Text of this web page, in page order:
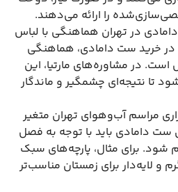
را ارائه می‌دهند.
در تهران هماهنگی با لباس
خرید ست دامادی، هماهنگی
در مشاوره‌های مارتیا، این
تا نتیجه‌ای چشمگیر و ماندگار
مراسم آب‌و‌هوای تهران متغیر
ست دامادی باید با توجه به فصل
شود. برای مثال، پارچه‌های سبک
و لایه‌دار برای زمستان مناسب‌تر